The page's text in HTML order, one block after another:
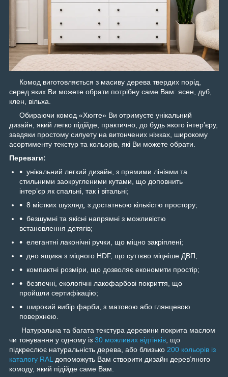
Комод виготовляється з масиву дерева твердих порід,
серед яких Ви можете обрати потрібну саме Вам: ясен, дуб,
клен, вільха.
Обираючи комод «Хюгге» Ви отримуєте унікальний
дизайн, який легко підійде, практично, до будь якого інтер’єру,
завдяки простому силуету на витончених ніжках, широкому
асортименту текстур та кольорів, які Ви можете обрати.
Переваги:
унікальний легкий дизайн, з прямими лініями та
стильними заокругленими кутами, що доповнить
інтер’єр як спальні, так і вітальні;
8 містких шухляд, з достатньою кількістю простору;
безшумні та якісні напрямні з можливістю
встановлення дотягів;
елегантні лаконічні ручки, що міцно закріплені;
дно ящика з міцного HDF, що суттєво міцніше ДВП;
компактні розміри, що дозволяє економити простір;
безпечні, екологічні лакофарбові покриття, що
пройшли сертифікацію;
широкий вибір фарби, з матовою або глянцевою
поверхнею.
Натуральна та багата текстура деревини покрита маслом
чи тонування у одному із 30 можливих відтінків, що
підкреслює натуральність дерева, або близько 200 кольорів із
каталогу RALдопоможуть Вам створити дизайн дерев’яного
комоду, який підійде саме Вам.